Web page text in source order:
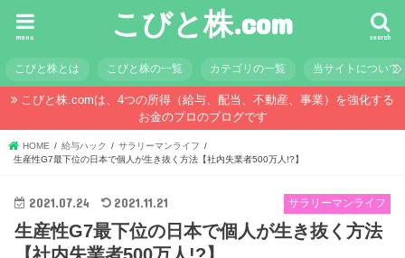
こびと株.com search
menu
こびと株とは こびと株の一覧 カテゴリの一覧 当サイトについて
こびと株.comは、4つの所得（給与、配当、不動産、事業）を強化する
お金のプロのブログです
HOME 給与ハック
サラリーマンライフ
生産性G7最下位の日本で個人が生き抜く方法【社内失業者500万人!?】
サラリーマンライフ
2021.07.24 2021.11.21
生産性G7最下位の日本で個人が生き抜く方法
【社内失業者500万人!?】